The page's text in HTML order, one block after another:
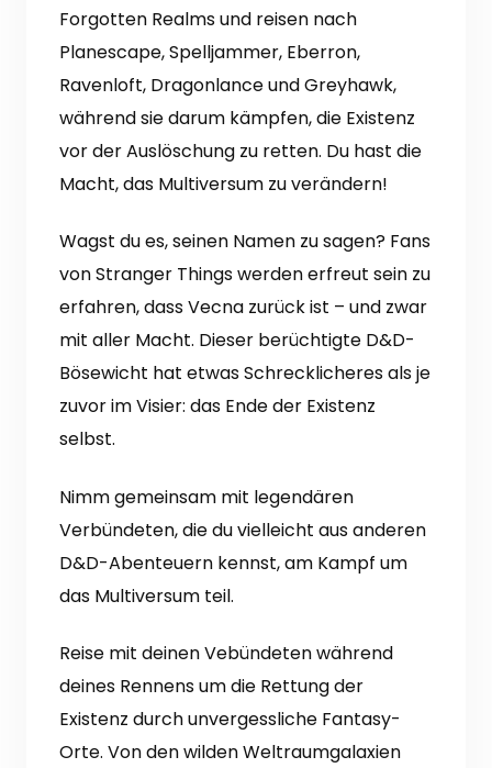
Forgotten Realms und reisen nach
Planescape, Spelljammer, Eberron,
Ravenloft, Dragonlance und Greyhawk,
während sie darum kämpfen, die Existenz
vor der Auslöschung zu retten. Du hast die
Macht, das Multiversum zu verändern!
Wagst du es, seinen Namen zu sagen? Fans
von Stranger Things werden erfreut sein zu
erfahren, dass Vecna zurück ist – und zwar
mit aller Macht. Dieser berüchtigte D&D-
Bösewicht hat etwas Schrecklicheres als je
zuvor im Visier: das Ende der Existenz
selbst.
Nimm gemeinsam mit legendären
Verbündeten, die du vielleicht aus anderen
D&D-Abenteuern kennst, am Kampf um
das Multiversum teil.
Reise mit deinen Vebündeten während
deines Rennens um die Rettung der
Existenz durch unvergessliche Fantasy-
Orte. Von den wilden Weltraumgalaxien